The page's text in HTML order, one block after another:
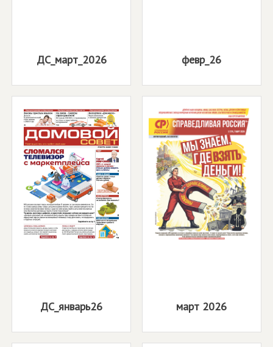
ДС_март_2026 февр_26
ДС_январь26 март 2026